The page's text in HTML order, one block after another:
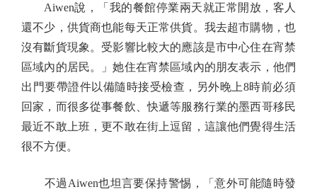
Aiwen說，「我的餐館停業兩天就正常開放，客人
還不少，供貨商也能每天正常供貨。我去超市購物，也
沒有斷貨現象。受影響比較大的應該是市中心住在宵禁
區域內的居民。」她住在宵禁區域內的朋友表示，他們
出門要帶證件以備隨時接受檢查，另外晚上8時前必須
回家，而很多從事餐飲、快遞等服務行業的墨西哥移民
最近不敢上班，更不敢在街上逗留，這讓他們覺得生活
很不方便。
不過Aiwen也坦言要保持警惕，「意外可能隨時發